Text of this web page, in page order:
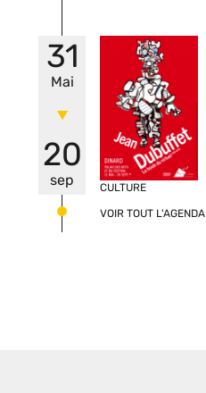
31
Mai
20
sep
Vignette
CULTURE
VOIR TOUT L'AGENDA